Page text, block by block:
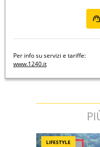
Per info su servizi e tariffe:
www.1240.it
LIFESTYLE